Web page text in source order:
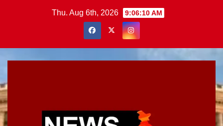
Thu. Aug 6th, 2026 9:06:10 AM